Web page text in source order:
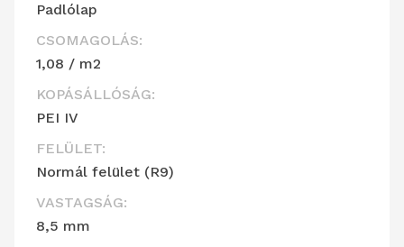
Padlólap
CSOMAGOLÁS:
1,08 / m2
KOPÁSÁLLÓSÁG:
PEI IV
FELÜLET:
Normál felület (R9)
VASTAGSÁG:
8,5 mm